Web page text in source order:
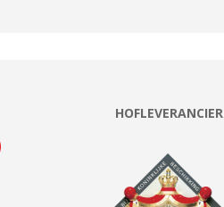
HOFLEVERANCIER